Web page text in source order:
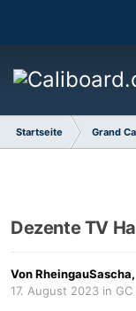
Startseite Grand
Dezente TV
VonRheingauSascha,
17. August 2023 in